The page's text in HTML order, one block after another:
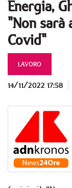
Energia,
"Non sarà
Covid"
LAVORO
14/11/2022 17:58